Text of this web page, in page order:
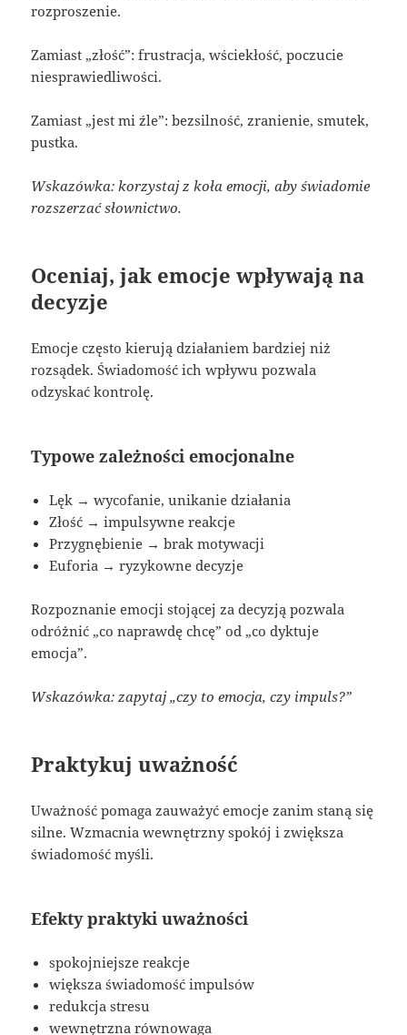
rozproszenie.
Zamiast „złość”: frustracja, wściekłość, poczucie
niesprawiedliwości.
Zamiast „jest mi źle”: bezsilność, zranienie, smutek,
pustka.
Wskazówka: korzystaj z koła emocji, aby świadomie
rozszerzać słownictwo.
Oceniaj, jak emocje wpływają na
decyzje
Emocje często kierują działaniem bardziej niż
rozsądek. Świadomość ich wpływu pozwala
odzyskać kontrolę.
Typowe zależności emocjonalne
Lęk → wycofanie, unikanie działania
Złość → impulsywne reakcje
Przygnębienie → brak motywacji
Euforia → ryzykowne decyzje
Rozpoznanie emocji stojącej za decyzją pozwala
odróżnić „co naprawdę chcę” od „co dyktuje
emocja”.
Wskazówka: zapytaj „czy to emocja, czy impuls?”
Praktykuj uważność
Uważność pomaga zauważyć emocje zanim staną się
silne. Wzmacnia wewnętrzny spokój i zwiększa
świadomość myśli.
Efekty praktyki uważności
spokojniejsze reakcje
większa świadomość impulsów
redukcja stresu
wewnętrzna równowaga